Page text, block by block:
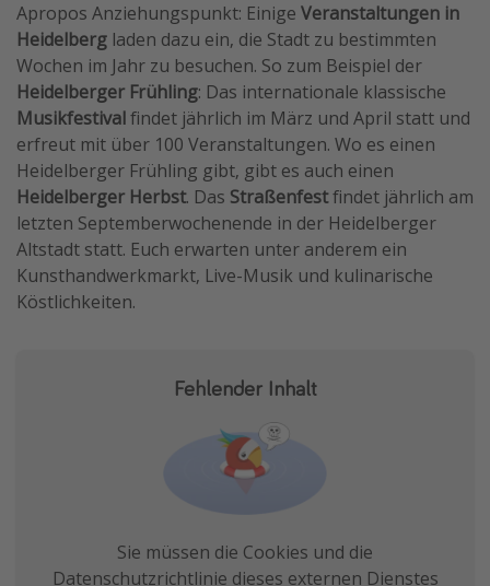
Apropos Anziehungspunkt: Einige Veranstaltungen in
Heidelberg laden dazu ein, die Stadt zu bestimmten
Wochen im Jahr zu besuchen. So zum Beispiel der
Heidelberger Frühling: Das internationale klassische
Musikfestivalfindet jährlich im März und April statt und
erfreut mit über 100 Veranstaltungen. Wo es einen
Heidelberger Frühling gibt, gibt es auch einen
Heidelberger Herbst. Das Straßenfestfindet jährlich am
letzten Septemberwochenende in der Heidelberger
Altstadt statt. Euch erwarten unter anderem ein
Kunsthandwerkmarkt, Live-Musik und kulinarische
Köstlichkeiten.
Fehlender Inhalt
Sie müssen die Cookies und die
Datenschutzrichtlinie dieses externen Dienstes